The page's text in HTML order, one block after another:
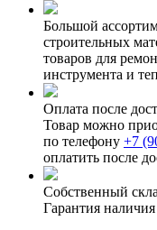
Большой
строительных
товаров для
инструмента и
Оплата после
Товар можно
по телефону +7
оплатить после
Собственный
Гарантия наличия